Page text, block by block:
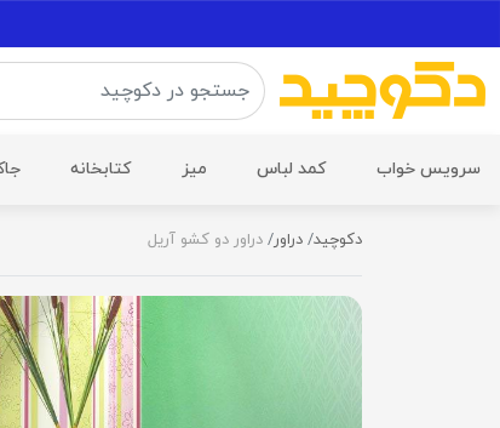
سرویس خواب کمد لباس میز کتابخانه
دکوچید دراور دراور دو کشو آریل